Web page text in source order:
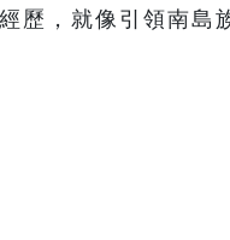
歷，就像引領南島